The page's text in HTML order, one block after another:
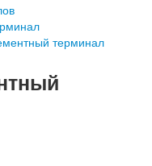
терминал